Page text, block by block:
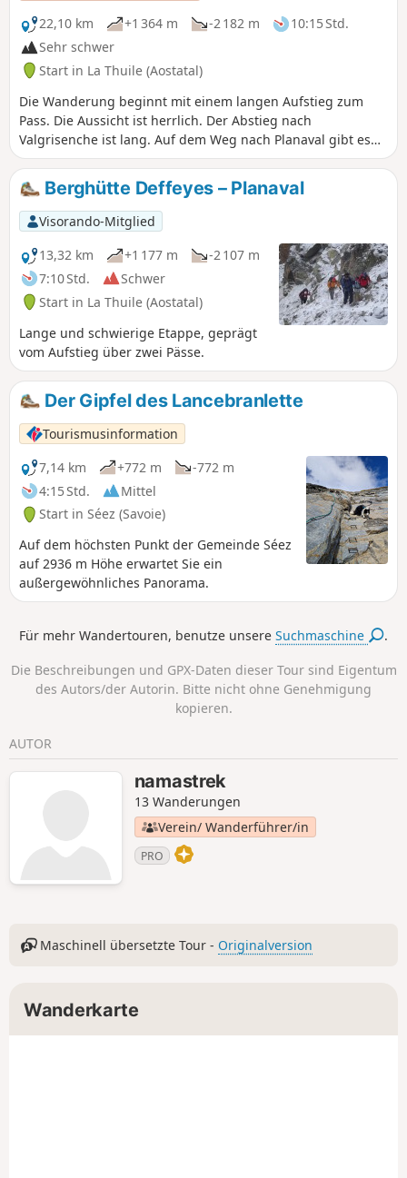
22,10 km
+1 364 m -2 182 m
10:15 Std.
Sehr schwer
Start in La Thuile (Aostatal)
Die Wanderung beginnt mit einem langen Aufstieg zum
Pass. Die Aussicht ist herrlich. Der Abstieg nach
Valgrisenche ist lang. Auf dem Weg nach Planaval gibt es
ein Restaurant, das von jungen Leuten geführt wird, die
das Geschäft ihrer Eltern übernommen haben. Dort kann
man eine angenehme Zeit verbringen, während man auf
das Ende der Wanderung im Talgrund wartet.
Berghütte Deffeyes – Planaval
Visorando-Mitglied
13,32 km
+1 177 m
-2 107 m
7:10 Std.
Schwer
Start in La Thuile (Aostatal)
Lange und schwierige Etappe, geprägt
vom Aufstieg über zwei Pässe.
Der Gipfel des Lancebranlette
Tourismusinformation
7,14 km
+772 m
-772 m
4:15 Std.
Mittel
Start in Séez (Savoie)
Auf dem höchsten Punkt der Gemeinde Séez
auf 2936 m Höhe erwartet Sie ein
außergewöhnliches Panorama.
Für mehr Wandertouren, benutze unsereSuchmaschine .
Die Beschreibungen und GPX-Daten dieser Tour sind Eigentum
des Autors/der Autorin. Bitte nicht ohne Genehmigung
kopieren.
AUTOR
namastrek
13 Wanderungen
Verein/ Wanderführer/in
PRO
Maschinell übersetzte Tour - Originalversion
Wanderkarte